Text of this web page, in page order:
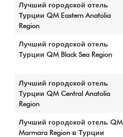
Лучший городской отель
Турции QM Eastern Anatolia
Region
Лучший городской отель
Турции QM Black Sea Region
Лучший городской отель
Турции QM Central Anatolia
Region
Лучший городской отель QM
Marmara Region в Турции